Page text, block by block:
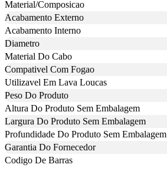
Material/Composicao
Acabamento Externo
Acabamento Interno
Diametro
Material Do Cabo
Compativel Com Fogao
Utilizavel Em Lava Loucas
Peso Do Produto
Altura Do Produto Sem Embalagem
Largura Do Produto Sem Embalagem
Profundidade Do Produto Sem Embalagem
Garantia Do Fornecedor
Codigo De Barras